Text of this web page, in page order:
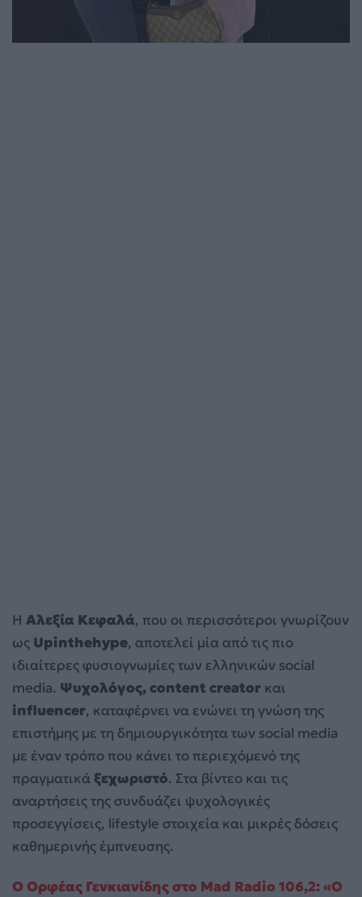
Η Αλεξία Κεφαλά, που οι περισσότεροι γνωρίζουν
ως Upinthehype, αποτελεί μία από τις πιο
ιδιαίτερες φυσιογνωμίες των ελληνικών social
media. Ψυχολόγος, content creator και
influencer, καταφέρνει να ενώνει τη γνώση της
επιστήμης με τη δημιουργικότητα των social media
με έναν τρόπο που κάνει το περιεχόμενό της
πραγματικάξεχωριστό. Στα βίντεο και τις
αναρτήσεις της συνδυάζει ψυχολογικές
προσεγγίσεις, lifestyle στοιχεία και μικρές δόσεις
καθημερινής έμπνευσης.
Ο Ορφέας Γενκιανίδης στο Mad Radio 106,2: «Ο